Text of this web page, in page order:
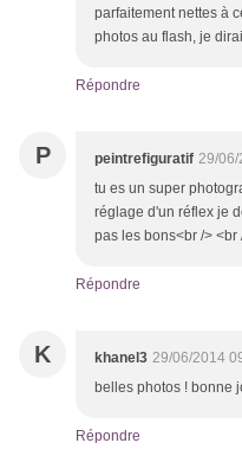
parfaitement nettes à
photos au flash, je
Répondre
P peintrefiguratif 29/06/
tu es un super
réglage d'un réflex je
pas les bons<br />
Répondre
K khanel3 29/06/2014
belles photos ! bonne
Répondre